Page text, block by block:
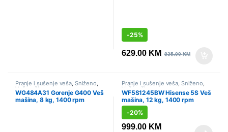
-25%
629.00 KM 835.00KM
Pranje i sušenje veša, Sniženo,
Veš mašine
WG484A31 Gorenje G400 Veš
mašina, 8 kg, 1400 rpm
Pranje i sušenje veša, Sniženo,
Veš mašine
WF5S1245BW Hisense 5S Veš
mašina, 12 kg, 1400 rpm
-20%
999.00 KM